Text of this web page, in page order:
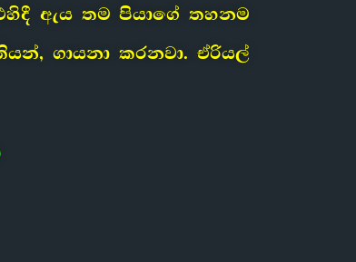
ඇය තම පියාගේ තහනම
ගායනා කරනවා. ඒරියල්